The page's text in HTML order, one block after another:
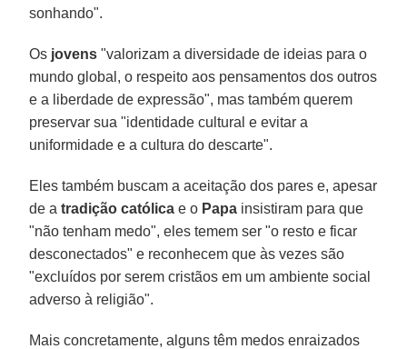
sonhando".
Os jovens "valorizam a diversidade de ideias para o
mundo global, o respeito aos pensamentos dos outros
e a liberdade de expressão", mas também querem
preservar sua "identidade cultural e evitar a
uniformidade e a cultura do descarte".
Eles também buscam a aceitação dos pares e, apesar
de atradição católica e o Papa insistiram para que
"não tenham medo", eles temem ser "o resto e ficar
desconectados" e reconhecem que às vezes são
"excluídos por serem cristãos em um ambiente social
adverso à religião".
Mais concretamente, alguns têm medos enraizados